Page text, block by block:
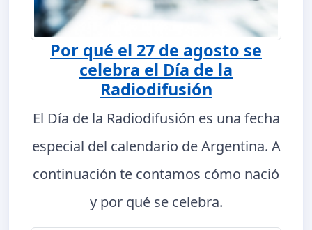
Por qué el 27 de agosto se
celebra el Día de la
Radiodifusión
El Día de la Radiodifusión es una fecha
especial del calendario de Argentina. A
continuación te contamos cómo nació
y por qué se celebra.